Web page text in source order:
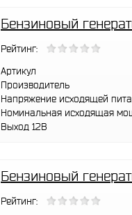
Бензиновый
Рейтинг:
Артикул
Производитель
Напряжение исходящей
Номинальная исходящая
Выход 12В
Бензиновый
Рейтинг: